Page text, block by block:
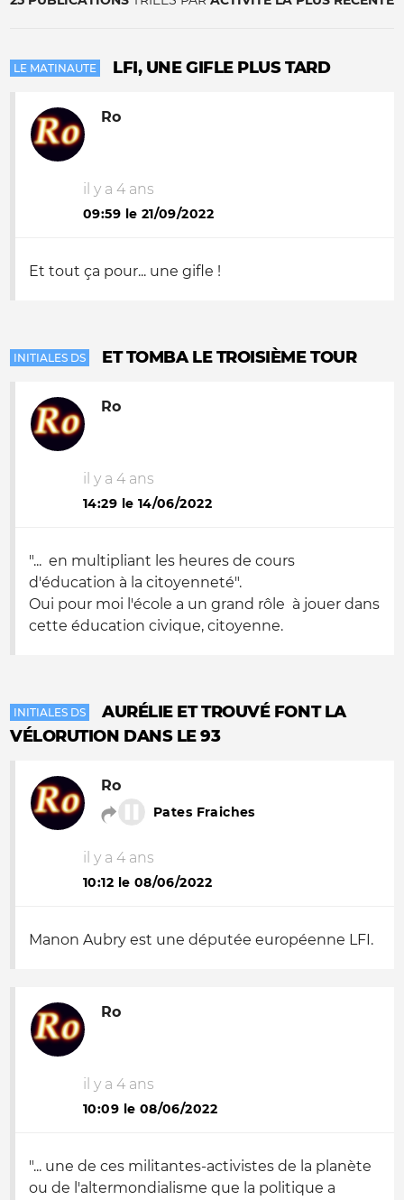
LE MATINAUTE LFI, UNE GIFLE PLUS TARD
Ro
il y a 4 ans
09:59 le 21/09/2022
Et tout ça pour... une gifle !
INITIALES DS ET TOMBA LE TROISIÈME TOUR
Ro
il y a 4 ans
14:29 le 14/06/2022
"... en multipliant les heures de cours
d'éducation à la citoyenneté".
Oui pour moi l'école a un grand rôle à jouer dans
cette éducation civique, citoyenne.
INITIALES DS
AURÉLIE ET TROUVÉ FONT LA
VÉLORUTION DANS LE 93
Ro
Pates Fraiches
il y a 4 ans
10:12 le 08/06/2022
Manon Aubry est une députée européenne LFI.
Ro
il y a 4 ans
10:09 le 08/06/2022
"... une de ces militantes-activistes de la planète
ou de l'altermondialisme que la politique a